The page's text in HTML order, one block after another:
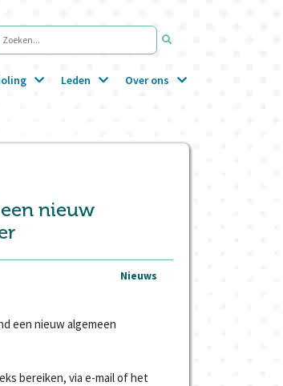
Leden Over ons
nieuw
Nieuws
een nieuw algemeen
bereiken, via e-mail of het